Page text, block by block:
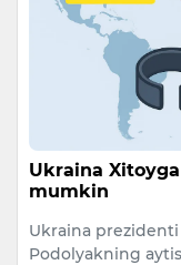
Ukraina
mumkin
Ukraina
Podolyakning